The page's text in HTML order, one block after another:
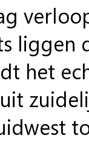
liggen
het